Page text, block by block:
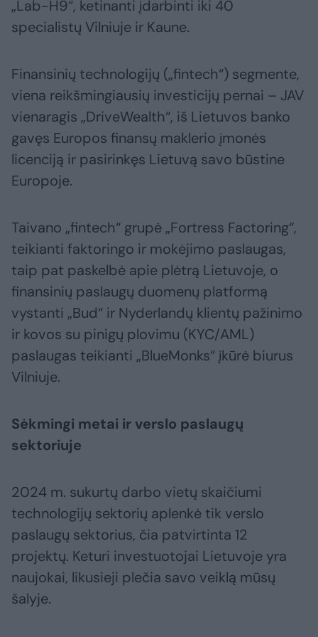
„Lab-H9“, ketinanti įdarbinti iki 40
specialistų Vilniuje ir Kaune.
Finansinių technologijų („fintech“) segmente,
viena reikšmingiausių investicijų pernai – JAV
vienaragis „DriveWealth“, iš Lietuvos banko
gavęs Europos finansų maklerio įmonės
licenciją ir pasirinkęs Lietuvą savo būstine
Europoje.
Taivano „fintech“ grupė „Fortress Factoring“,
teikianti faktoringo ir mokėjimo paslaugas,
taip pat paskelbė apie plėtrą Lietuvoje, o
finansinių paslaugų duomenų platformą
vystanti „Bud“ ir Nyderlandų klientų pažinimo
ir kovos su pinigų plovimu (KYC/AML)
paslaugas teikianti „BlueMonks“ įkūrė biurus
Vilniuje.
Sėkmingi metai ir verslo paslaugų
sektoriuje
2024 m. sukurtų darbo vietų skaičiumi
technologijų sektorių aplenkė tik verslo
paslaugų sektorius, čia patvirtinta 12
projektų. Keturi investuotojai Lietuvoje yra
naujokai, likusieji plečia savo veiklą mūsų
šalyje.